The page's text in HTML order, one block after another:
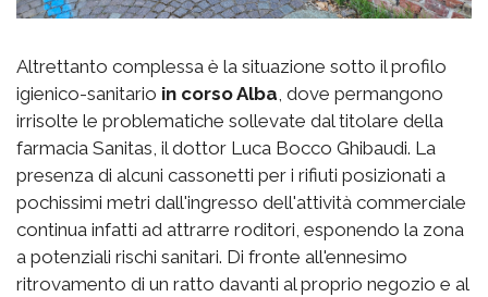
Altrettanto complessa è la situazione sotto il profilo
igienico-sanitario in corso Alba, dove permangono
irrisolte le problematiche sollevate dal titolare della
farmacia Sanitas, il dottor Luca Bocco Ghibaudi. La
presenza di alcuni cassonetti per i rifiuti posizionati a
pochissimi metri dall'ingresso dell'attività commerciale
continua infatti ad attrarre roditori, esponendo la zona
a potenziali rischi sanitari. Di fronte all'ennesimo
ritrovamento di un ratto davanti al proprio negozio e al